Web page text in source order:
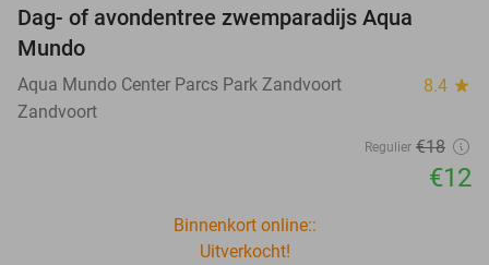
Dag- of avondentree zwemparadijs Aqua
Mundo
Aqua Mundo Center Parcs Park Zandvoort 8.4 star
Zandvoort
Regulier €18
€12
Binnenkort online::
Uitverkocht!